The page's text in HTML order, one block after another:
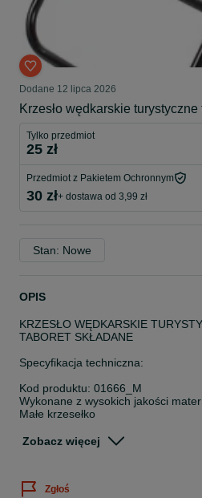
Dodane 12 lipca 2026
Krzesło wędkarskie turystyczne
Tylko przedmiot
25 zł
Przedmiot z Pakietem Ochronnym
30 zł+ dostawa od 3,99 zł
Stan: Nowe
OPIS
KRZESŁO WĘDKARSKIE
TABORET SKŁADANE
Specyfikacja techniczna:
Kod produktu: 01666_M
Wykonane z wysokich jakości
Małe krzesełko
Kolor: moro
Wysokość całkowita: 33cm
Zobacz więcej
Zgłoś